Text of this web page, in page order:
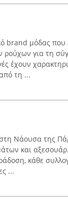
brand μόδας που
για τη
έχουν
τη ...
Νάουσα της
και
κάθε
...